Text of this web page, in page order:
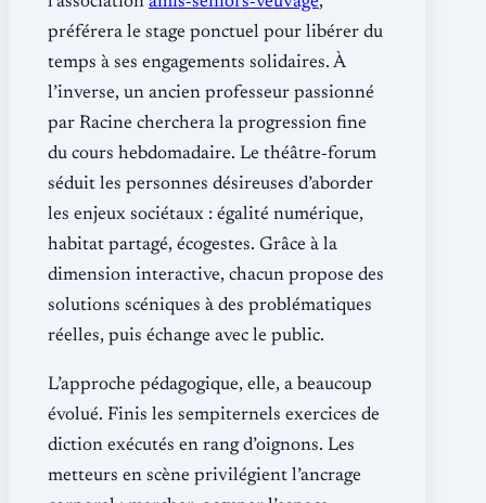
préférera le stage ponctuel pour libérer du
temps à ses engagements solidaires. À
l’inverse, un ancien professeur passionné
par Racine cherchera la progression fine
du cours hebdomadaire. Le théâtre‐forum
séduit les personnes désireuses d’aborder
les enjeux sociétaux : égalité numérique,
habitat partagé, écogestes. Grâce à la
dimension interactive, chacun propose des
solutions scéniques à des problématiques
réelles, puis échange avec le public.
L’approche pédagogique, elle, a beaucoup
évolué. Finis les sempiternels exercices de
diction exécutés en rang d’oignons. Les
metteurs en scène privilégient l’ancrage